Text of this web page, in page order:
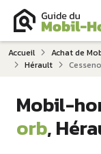
Accueil Achat de
Hérault
Mobil-
orb,